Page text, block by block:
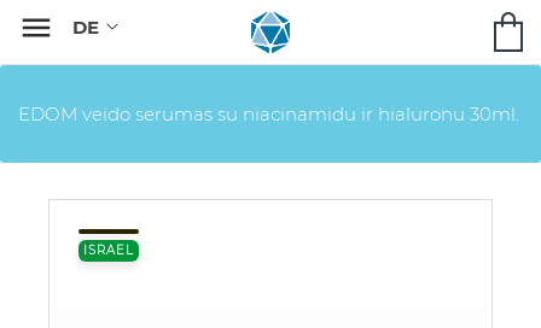

EDOM veido serumas su niacinamidu ir hialuronu 30ml.
ISRAEL